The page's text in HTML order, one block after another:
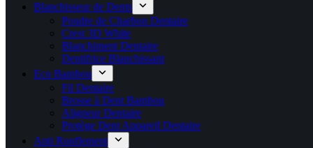
Blanchisseur de Dents
Poudre de Charbon Dentaire
Crest 3D White
Blanchiment Dentaire
Dentifrice Blanchissant
Eco Bambou
Fil Dentaire
Brosse à Dent Bambou
Aligneur Dentaire
Protège Dent Appareil Dentaire
Anti Ronflement